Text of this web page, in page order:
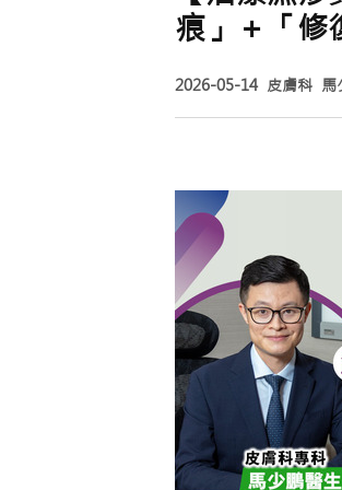
痕」＋「修
2026-05-14 皮膚科 馬